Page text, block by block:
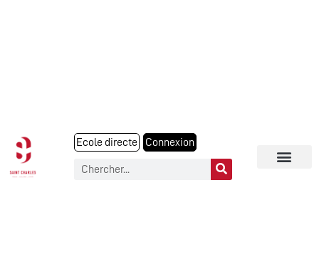
Ecole directe Connexion